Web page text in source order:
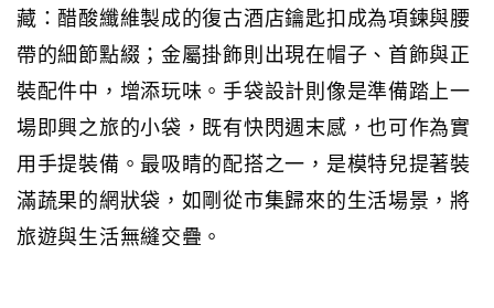
藏：醋酸纖維製成的復古酒店鑰匙扣成為項鍊與腰
帶的細節點綴；金屬掛飾則出現在帽子、首飾與正
裝配件中，增添玩味。手袋設計則像是準備踏上一
場即興之旅的小袋，既有快閃週末感，也可作為實
用手提裝備。最吸睛的配搭之一，是模特兒提著裝
滿蔬果的網狀袋，如剛從市集歸來的生活場景，將
旅遊與生活無縫交疊。